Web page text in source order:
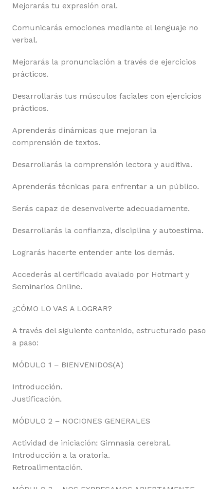
Mejorarás tu expresión oral.
Comunicarás emociones mediante el lenguaje no
verbal.
Mejorarás la pronunciación a través de ejercicios
prácticos.
Desarrollarás tus músculos faciales con ejercicios
prácticos.
Aprenderás dinámicas que mejoran la
comprensión de textos.
Desarrollarás la comprensión lectora y auditiva.
Aprenderás técnicas para enfrentar a un público.
Serás capaz de desenvolverte adecuadamente.
Desarrollarás la confianza, disciplina y autoestima.
Lograrás hacerte entender ante los demás.
Accederás al certificado avalado por Hotmart y
Seminarios Online.
¿CÓMO LO VAS A LOGRAR?
A través del siguiente contenido, estructurado paso
a paso:
MÓDULO 1 – BIENVENIDOS(A)
Introducción.
Justificación.
MÓDULO 2 – NOCIONES GENERALES
Actividad de iniciación: Gimnasia cerebral.
Introducción a la oratoria.
Retroalimentación.